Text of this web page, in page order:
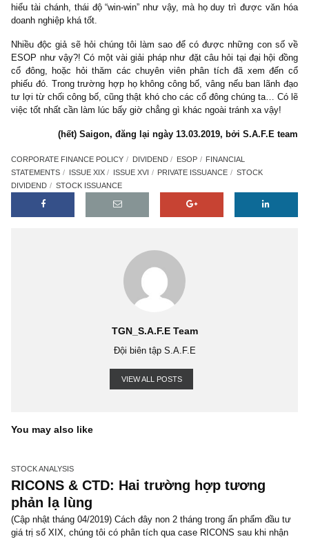
viên với doanh nghiệp đó. Có như vậy, họ không chỉ được đảm
cuộc sống, mà còn cống hiến, sáng tạo hết mình cho công
Tuy nhiên, có một ẩn số mà Kelso không nói đến, hay không
làm luật nào quy định, và ngay cả các công ty cũng không
chính là tỷ lệ % ESOP dành cho nhân viên là bao nhiêu so với
chủ (!) Nhờ kẽ hở này, mặc dù ESOP về bản chất rất trong sáng,
thế giới đều lấy trên 70%-80% phần ESOP. Vì vậy nó lại càng
Trên quan điểm của chúng tôi, mức % ESOP hợp lý, phải hội tụ
yếu tố:(1) Tỷ lệ % ESOP dành cho nhân viên phải chiếm đa số,
ESOP trên tổng số cổ phiếu lưu hành phải thấp hơn đáng kể
Ngoài việc rơi vào tay ông chủ, nếu giả sử EPS công ty mỗi
10% CAGR, mà ban lãnh đạo lại quyết định chia ESOP đến
mặc dù trên danh nghĩa công ty tăng trưởng, nhưng thực ra
đông chỉ tăng được lợi nhuận trên cổ phiếu vỏn vẹn chưa
chưa đủ bù lạm phát. Vì lẽ này, chúng tôi đánh giá rất cao chính
ESOP với tăng trưởng lợi nhuận sau thuế, chẳng hạn tỷ lệ
bằng 1/10 tốc độ tăng trưởng EPS; hai, ban lãnh đạo cấp
lãnh đạo cấp trung và nhân viên. Chúng tôi cho rằng chính nhờ
Nhiều độc giả sẽ hỏi chúng tôi làm sao để có được những con
cổ đông, hoặc hỏi thăm các chuyên viên phân tích đã xem
phiếu đó. Trong trường hợp họ không công bố, vâng nếu ban
tư lợi từ chối công bố, cũng thật khó cho các cổ đông chúng ta…
việc tốt nhất cần làm lúc bấy giờ chẳng gì khác ngoài tránh xa
(hết) Saigon, đăng lại ngày 13.03.2019, bởi S.A.F.E